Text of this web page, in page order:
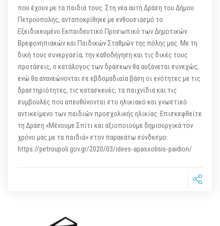
που έχουν με τα παιδιά τους. Στη νέα αυτή Δράση του Δήμου
Πετρούπολης, ανταποκρίθηκε με ενθουσιασμό το
Εξειδικευμένο Εκπαιδευτικό Προσωπικό των Δημοτικών
Βρεφονηπιακών και Παιδικών Σταθμών της πόλης μας. Με τη
δική τους συνεργασία, την καθοδήγηση και τις δικές τους
προτάσεις, ο κατάλογος των δράσεων θα αυξάνεται συνεχώς,
ενώ θα ανανεώνονται σε εβδομαδιαία βάση οι ενότητες με τις
δραστηριότητες, τις κατασκευές, τα παιχνίδια και τις
συμβουλές που απευθύνονται στο ηλικιακό και γνωστικό
αντικείμενο των παιδιών προσχολικής ηλικίας. Επισκεφθείτε
τη Δράση «Μένουμε Σπίτι και αξιοποιούμε δημιουργικά τον
χρόνο μας με τα παιδιά» στον παρακάτω σύνδεσμο:
https://petroupoli.gov.gr/2020/03/idees-apasxolisis-paidion/